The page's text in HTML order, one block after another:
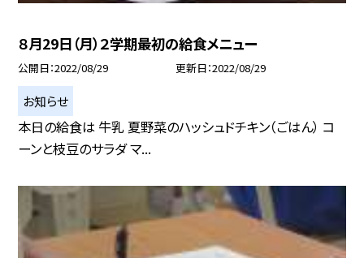
８月29日（月）２学期最初の給食メニュー
公開日 2022/08/29 更新日 2022/08/29
お知らせ
本日の給食は 牛乳 夏野菜のハッシュドチキン（ごはん） コ
ーンと枝豆のサラダ マ...